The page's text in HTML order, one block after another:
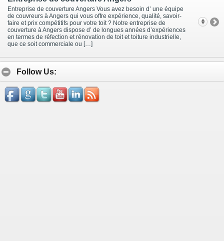
Entreprise de couverture Angers Vous avez besoin d’ une équipe
de couvreurs à Angers qui vous offre expérience, qualité, savoir-
faire et prix compétitifs pour votre toit ? Notre entreprise de
couverture à Angers dispose d’ de longues années d’expériences
en termes de réfection et rénovation de toit et toiture industrielle,
que ce soit commerciale ou […]
0
Follow Us: